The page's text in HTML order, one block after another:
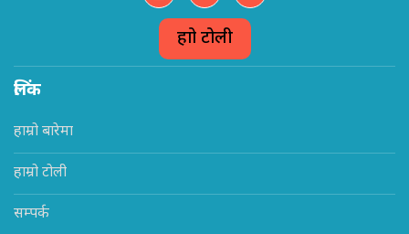
हाम्रो टोली
लिंक
हाम्रो बारेमा
हाम्रो टोली
सम्पर्क